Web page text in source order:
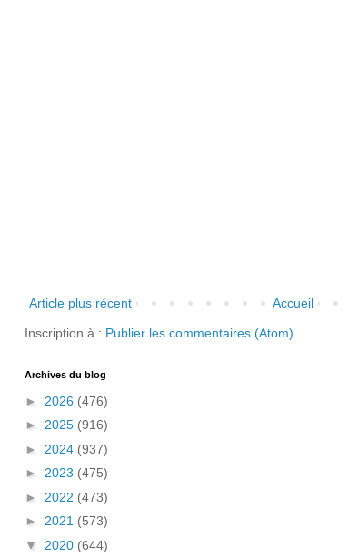
Article plus récent Accueil
Inscription à : Publier les commentaires (Atom)
Archives du blog
► 2026 (476)
► 2025 (916)
► 2024 (937)
► 2023 (475)
► 2022 (473)
► 2021 (573)
▼ 2020 (644)